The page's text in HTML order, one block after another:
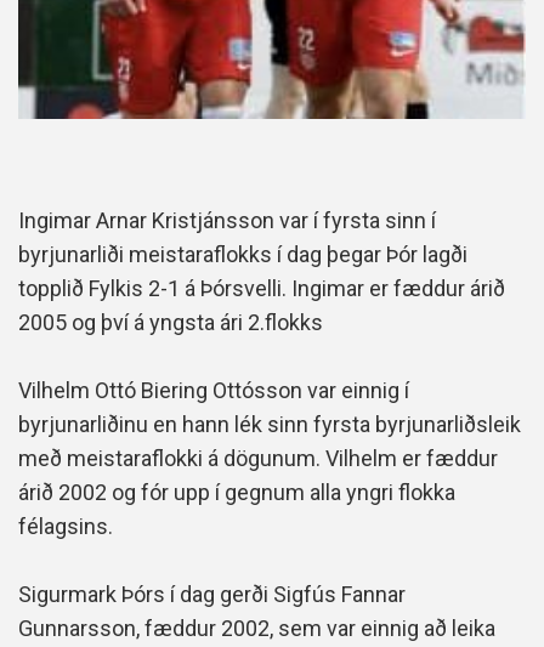
Ingimar Arnar Kristjánsson var í fyrsta sinn í
byrjunarliði meistaraflokks í dag þegar Þór lagði
topplið Fylkis 2-1 á Þórsvelli. Ingimar er fæddur árið
2005 og því á yngsta ári 2.flokks
Vilhelm Ottó Biering Ottósson var einnig í
byrjunarliðinu en hann lék sinn fyrsta byrjunarliðsleik
með meistaraflokki á dögunum. Vilhelm er fæddur
árið 2002 og fór upp í gegnum alla yngri flokka
félagsins.
Sigurmark Þórs í dag gerði Sigfús Fannar
Gunnarsson, fæddur 2002, sem var einnig að leika